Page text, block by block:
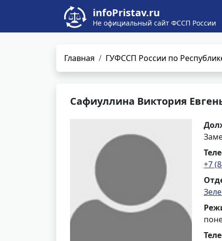
infoPristav.ru
Не официальный сайт ФССП России
Главная ГУФССП России по
Сафиуллина Виктория
+7